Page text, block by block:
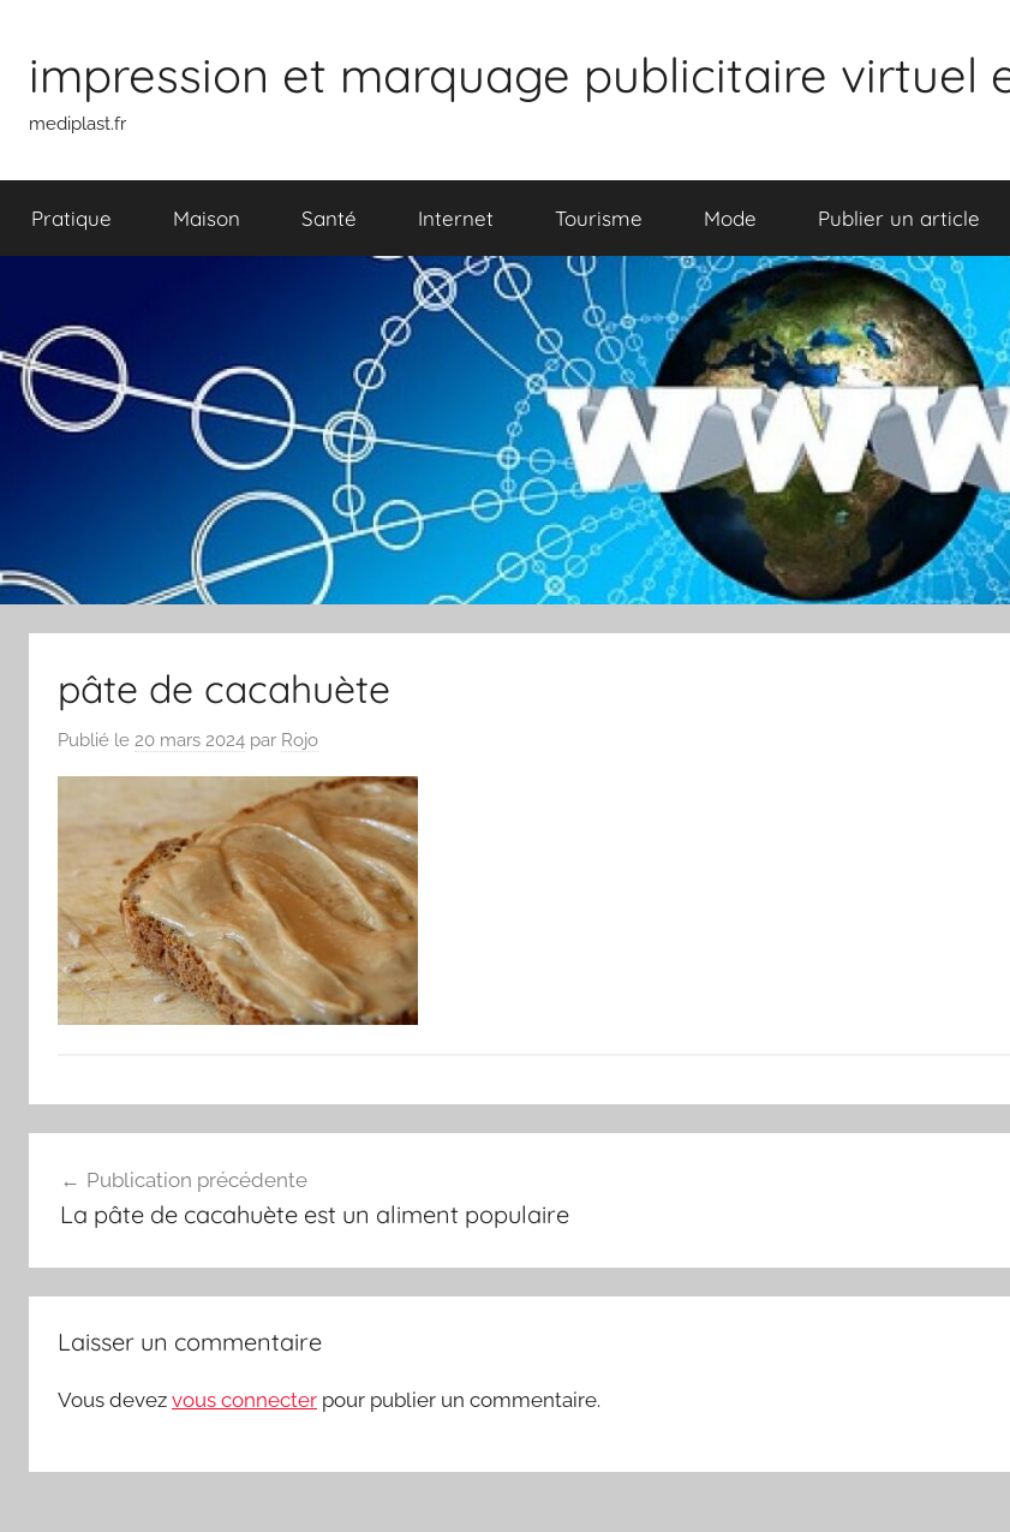
contenuimpression et marquage publicitaire virtuel
mediplast.fr
Pratique Maison Santé Internet Tourisme Mode Publier un article
pâte de cacahuète
Publié le 20 mars 2024 par Rojo
de
l’article
Publication précédente
La pâte de cacahuète est un aliment populaire
Laisser un commentaire
Vous devez vous connecter pour publier un commentaire.